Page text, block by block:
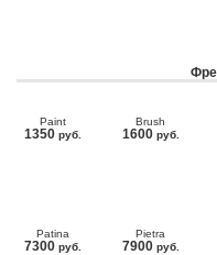
Paint
1350 руб.
Brush
1600 руб.
Patina
7300 руб.
Pietra
7900 руб.